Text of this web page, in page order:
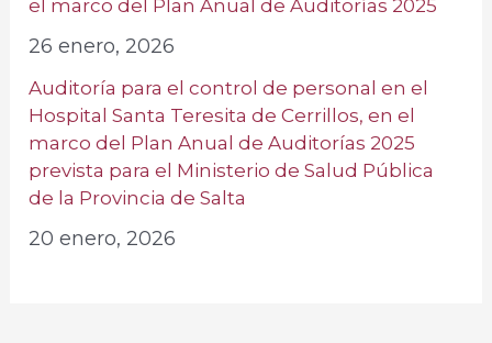
el marco del Plan Anual de Auditorías 2025
26 enero, 2026
Auditoría para el control de personal en el
Hospital Santa Teresita de Cerrillos, en el
marco del Plan Anual de Auditorías 2025
prevista para el Ministerio de Salud Pública
de la Provincia de Salta
20 enero, 2026